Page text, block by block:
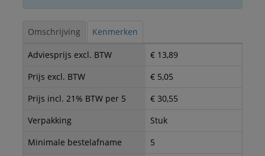
Omschrijving Kenmerken
Adviesprijs excl. BTW
€ 13,89
Prijs excl. BTW
€ 5,05
Prijs incl. 21% BTW per 5
€ 30,55
Verpakking
Stuk
Minimale bestelafname
5